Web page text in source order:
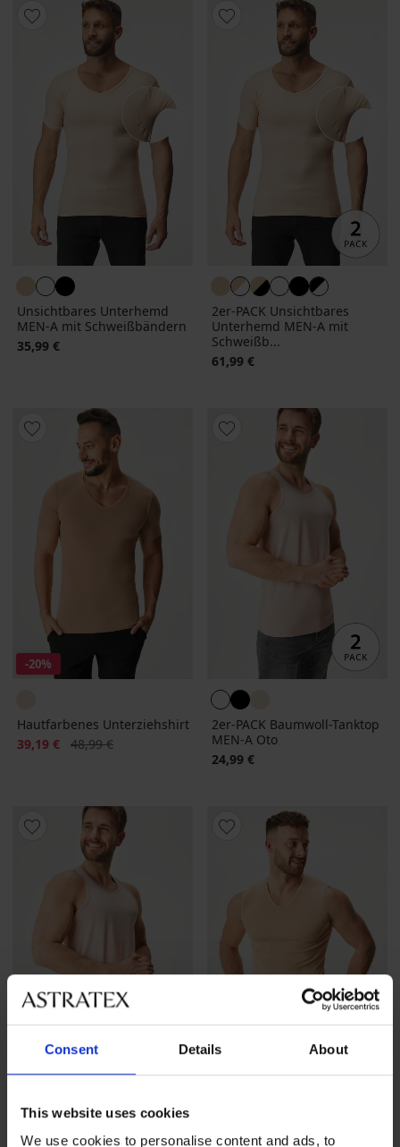
Consent Details About
This website uses cookies
We use cookies to personalise content and ads, to
Unsichtbares Unterhemd
MEN-A mit Schweißbändern
35,99 €
2er-PACK Unsichtbares
Unterhemd MEN-A mit
Schweißb...
61,99 €
-20%
Hautfarbenes Unterziehshirt
Rabatt
39,19 € Alter Preis
48,99 €
2er-PACK Baumwoll-Tanktop
MEN-A Oto
24,99 €
3er-PACK Baumwoll-Tanktop
MEN-A Oto
Rabatt
34,39 €Alter Preis
42,99 €